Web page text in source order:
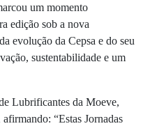
um momento
edição sob a nova
evolução da Cepsa e do seu
sustentabilidade e um
Lubrificantes da Moeve,
“Estas Jornadas